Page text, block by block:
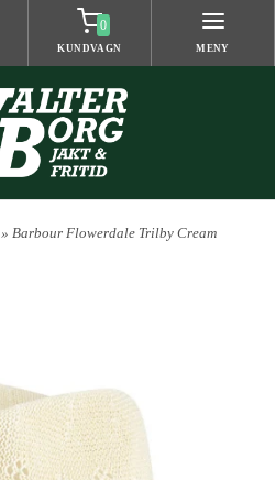
0
KUNDVAGN MENY
» Barbour Flowerdale Trilby Cream